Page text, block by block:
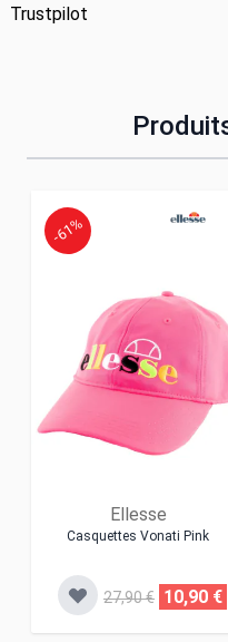
Trustpilot
Ellesse
Casquettes Vonati Pink
-61%
27,90 € 10,90 €